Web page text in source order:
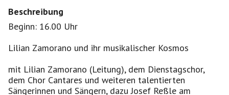
Beschreibung
Beginn: 16.00 Uhr
Lilian Zamorano und ihr musikalischer Kosmos
mit Lilian Zamorano (Leitung), dem Dienstagschor,
dem Chor Cantares und weiteren talentierten
Sängerinnen und Sängern, dazu Josef Reßle am